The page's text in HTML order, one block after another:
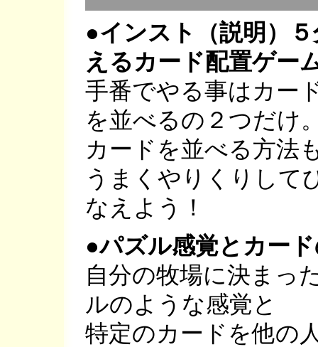
●インスト（説明）
えるカード配置ゲー
手番でやる事はカー
を並べるの２つだけ
カードを並べる方法
うまくやりくりして
なえよう！
●パズル感覚とカー
自分の牧場に決まっ
ルのような感覚と
特定のカードを他の